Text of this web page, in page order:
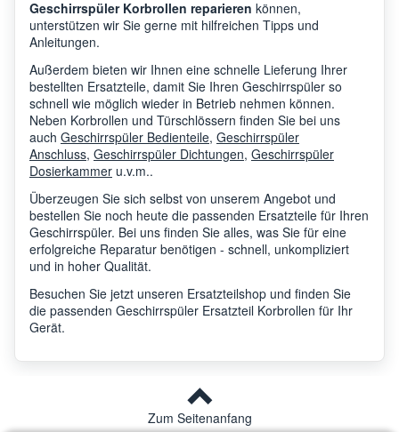
Geschirrspüler Korbrollen reparieren können,
unterstützen wir Sie gerne mit hilfreichen Tipps und
Anleitungen.
Außerdem bieten wir Ihnen eine schnelle Lieferung Ihrer
bestellten Ersatzteile, damit Sie Ihren Geschirrspüler so
schnell wie möglich wieder in Betrieb nehmen können.
Neben Korbrollen und Türschlössern finden Sie bei uns
auch Geschirrspüler Bedienteile, Geschirrspüler
Anschluss, Geschirrspüler Dichtungen, Geschirrspüler
Dosierkammer u.v.m..
Überzeugen Sie sich selbst von unserem Angebot und
bestellen Sie noch heute die passenden Ersatzteile für Ihren
Geschirrspüler. Bei uns finden Sie alles, was Sie für eine
erfolgreiche Reparatur benötigen - schnell, unkompliziert
und in hoher Qualität.
Besuchen Sie jetzt unseren Ersatzteilshop und finden Sie
die passenden Geschirrspüler Ersatzteil Korbrollen für Ihr
Gerät.
Zum Seitenanfang